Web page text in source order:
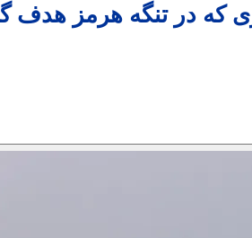
که در تنگه هرمز هدف